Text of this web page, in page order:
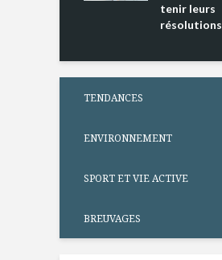
tenir leurs
résolutions
TENDANCES
ENVIRONNEMENT
SPORT ET VIE ACTIVE
BREUVAGES